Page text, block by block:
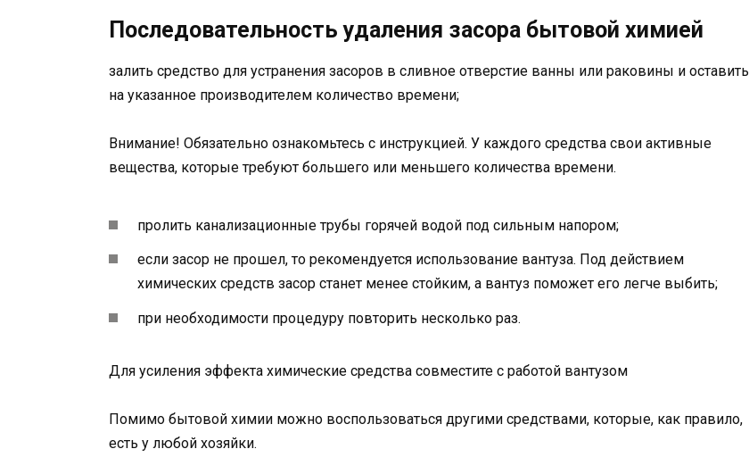
Последовательность удаления засора бытовой химией
залить средство для устранения засоров в сливное отверстие ванны или раковины и оставить
на указанное производителем количество времени;
Внимание! Обязательно ознакомьтесь с инструкцией. У каждого средства свои активные
вещества, которые требуют большего или меньшего количества времени.
пролить канализационные трубы горячей водой под сильным напором;
если засор не прошел, то рекомендуется использование вантуза. Под действием
химических средств засор станет менее стойким, а вантуз поможет его легче выбить;
при необходимости процедуру повторить несколько раз.
Для усиления эффекта химические средства совместите с работой вантузом
Помимо бытовой химии можно воспользоваться другими средствами, которые, как правило,
есть у любой хозяйки.